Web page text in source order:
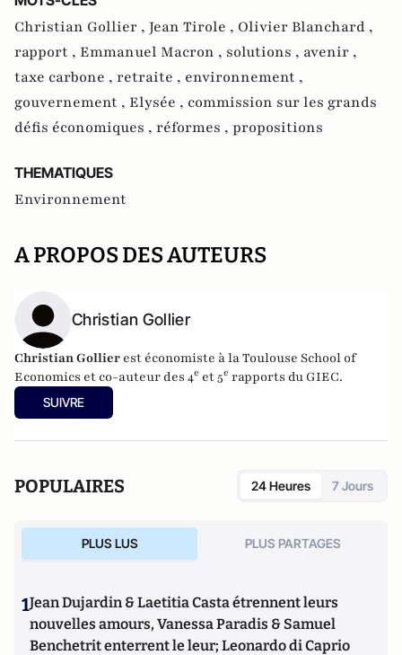
Christian Gollier , Jean Tirole , Olivier Blanchard ,
rapport , Emmanuel Macron , solutions , avenir ,
taxe carbone , retraite , environnement ,
gouvernement , Elysée , commission sur les grands
défis économiques , réformes , propositions
THEMATIQUES
Environnement
A PROPOS DES AUTEURS
Christian Gollier
Christian Gollier est économiste à la Toulouse School of
Economics et co-auteur des 4e et 5e rapports du GIEC.
SUIVRE
POPULAIRES 24 Heures 7 Jours
PLUS LUS PLUS PARTAGES
1Jean Dujardin & Laetitia Casta étrennent leurs
nouvelles amours, Vanessa Paradis & Samuel
Benchetrit enterrent le leur; Leonardo di Caprio